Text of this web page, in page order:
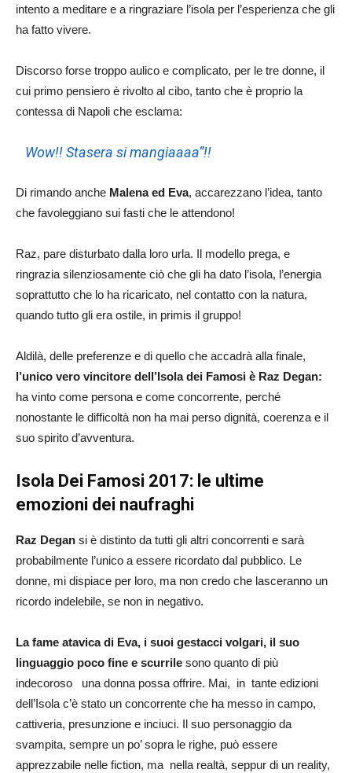
intento a meditare e a ringraziare l’isola per l’esperienza che gli
ha fatto vivere.
Discorso forse troppo aulico e complicato, per le tre donne, il
cui primo pensiero è rivolto al cibo, tanto che è proprio la
contessa di Napoli che esclama:
Wow!! Stasera si mangiaaaa”!!
Di rimando anche Malena ed Eva, accarezzano l’idea, tanto
che favoleggiano sui fasti che le attendono!
Raz, pare disturbato dalla loro urla. Il modello prega, e
ringrazia silenziosamente ciò che gli ha dato l’isola, l’energia
soprattutto che lo ha ricaricato, nel contatto con la natura,
quando tutto gli era ostile, in primis il gruppo!
Aldilà, delle preferenze e di quello che accadrà alla finale,
l’unico vero vincitore dell’Isola dei Famosi è Raz Degan:
ha vinto come persona e come concorrente, perché
nonostante le difficoltà non ha mai perso dignità, coerenza e il
suo spirito d’avventura.
Isola Dei Famosi 2017: le ultime
emozioni dei naufraghi
Raz Degan si è distinto da tutti gli altri concorrenti e sarà
probabilmente l’unico a essere ricordato dal pubblico. Le
donne, mi dispiace per loro, ma non credo che lasceranno un
ricordo indelebile, se non in negativo.
La fame atavica di Eva, i suoi gestacci volgari, il suo
linguaggio poco fine e scurrile sono quanto di più
indecoroso una donna possa offrire. Mai, in tante edizioni
dell’Isola c’è stato un concorrente che ha messo in campo,
cattiveria, presunzione e inciuci. Il suo personaggio da
svampita, sempre un po’ sopra le righe, può essere
apprezzabile nelle fiction, ma nella realtà, seppur di un reality,